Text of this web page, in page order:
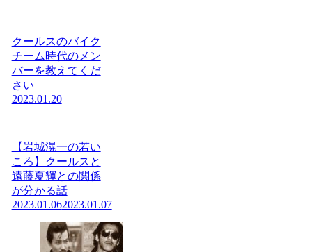
クールスのバイク
チーム時代のメン
バーを教えてくだ
さい
2023.01.20
【岩城滉一の若い
ころ】クールスと
遠藤夏輝との関係
が分かる話
2023.01.062023.01.07